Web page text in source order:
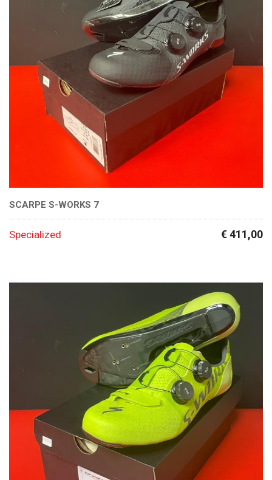
SCARPE S-WORKS 7
Specialized € 411,00